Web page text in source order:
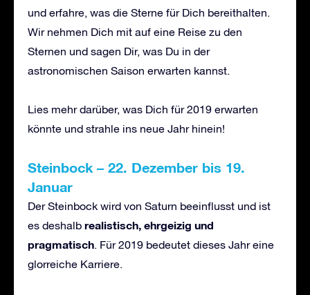
und erfahre, was die Sterne für Dich bereithalten.
Wir nehmen Dich mit auf eine Reise zu den
Sternen und sagen Dir, was Du in der
astronomischen Saison erwarten kannst.
Lies mehr darüber, was Dich für 2019 erwarten
könnte und strahle ins neue Jahr hinein!
Steinbock – 22. Dezember bis 19.
Januar
Der Steinbock wird von Saturn beeinflusst und ist
es deshalb realistisch, ehrgeizig und
pragmatisch. Für 2019 bedeutet dieses Jahr eine
glorreiche Karriere.